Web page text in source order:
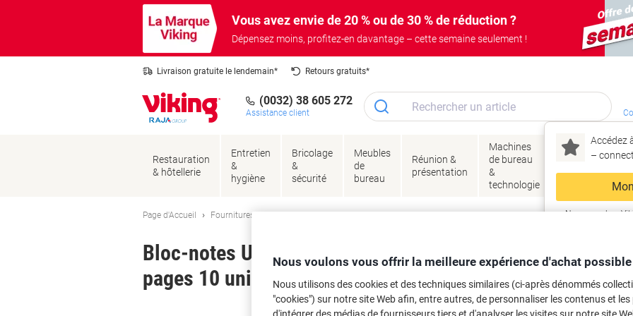
Vous avez envie de 20 % ou de 30 % de réduction ?
Dépensez moins, profitez-en davantage – cette semaine seulement !
Livraison gratuite le lendemain* Retours gratuits*
(0032) 38 605 272
Assistance client
Accédez
–
Nouveau chez
Restauration
& hôtellerie
Entretien
&
hygiène
Bricolage
&
sécurité
Meubles
de
bureau
Réunion &
présentation
Machines
de bureau
&
technologie
Encres
&
Page d'Accueil Fournitures de bureau
Bloc-notes Ursus Style A5 Page blanche Agrafé Papier
pages 10 unités
Marque : Ursus Viking N°. 4063068
Nous voulons vous offrir la meilleure expérience d'achat possible
Nous utilisons des cookies et des techniques similaires (ci-après dénommés
"cookies") sur notre site Web afin, entre autres, de personnaliser les contenus et les